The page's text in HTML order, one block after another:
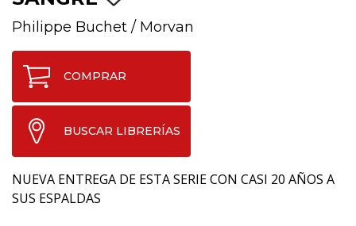
Philippe Buchet / Morvan
COMPRAR
BUSCAR LIBRERÍAS
NUEVA ENTREGA DE ESTA SERIE CON CASI 20 AÑOS A
SUS ESPALDAS